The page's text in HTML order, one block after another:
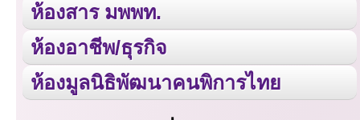
ห้องสาร มพพท.
ห้องอาชีพ/ธุรกิจ
ห้องมูลนิธิพัฒนาคนพิการไทย